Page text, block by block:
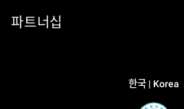
파트너십
한국 | Korea